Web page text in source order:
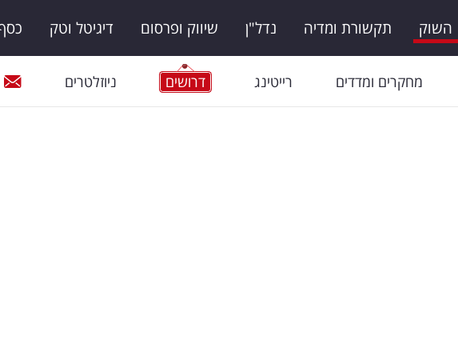
השוק תקשורת ומדיה נדל"ן שיווק ופרסום דיגיטל וטק
מחקרים ומדדים רייטינג דרושים ניוזלטרים